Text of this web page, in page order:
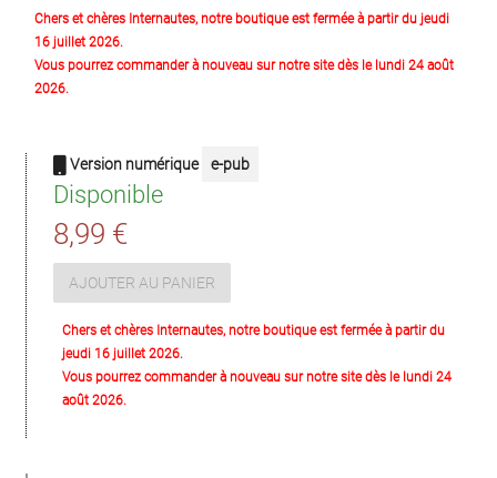
Chers et chères Internautes, notre boutique est fermée à partir du jeudi
16 juillet 2026.
Vous pourrez commander à nouveau sur notre site dès le lundi 24 août
2026.
Version numérique e-pub
Disponible
8,99 €
AJOUTER AU PANIER
Chers et chères Internautes, notre boutique est fermée à partir du
jeudi 16 juillet 2026.
Vous pourrez commander à nouveau sur notre site dès le lundi 24
août 2026.